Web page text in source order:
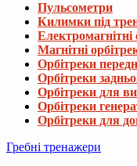
Пульсометри
Килимки під
Електромагнітні
Магнітні
Орбітреки
Орбітреки
Орбітреки для
Орбітреки
Орбітреки для
Гребні тренажери